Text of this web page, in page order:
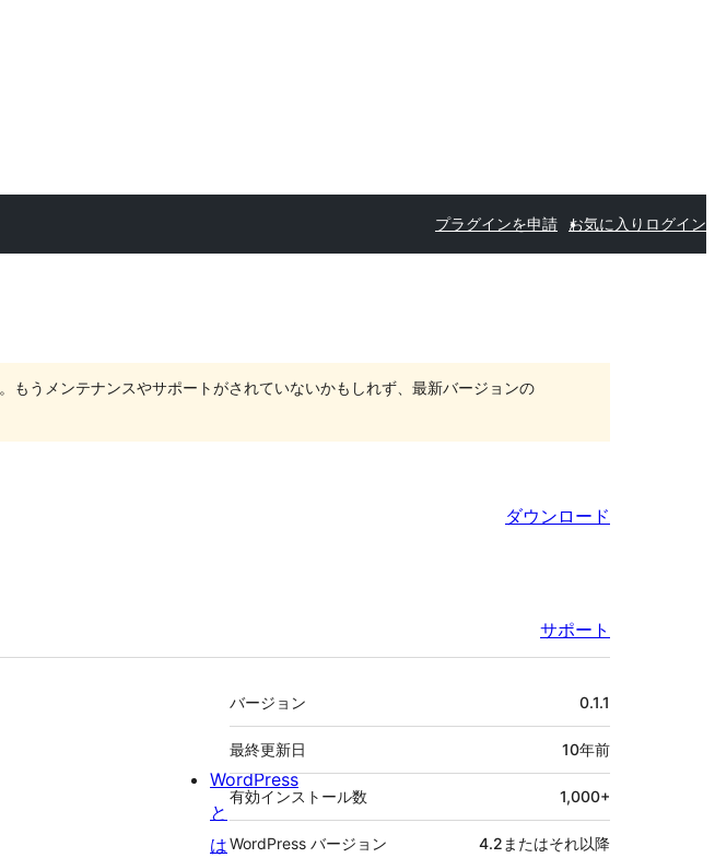
プラグインを申請 お気に入り ログイン
。もうメンテナンスやサポートがされていないかもしれず、最新バージョンの
ダウンロード
サポート
メ
タ
バージョン 0.1.1
最終更新日 10年前
有効インストール数 1,000+
WordPress バージョン 4.2またはそれ以降
WordPress
と
は